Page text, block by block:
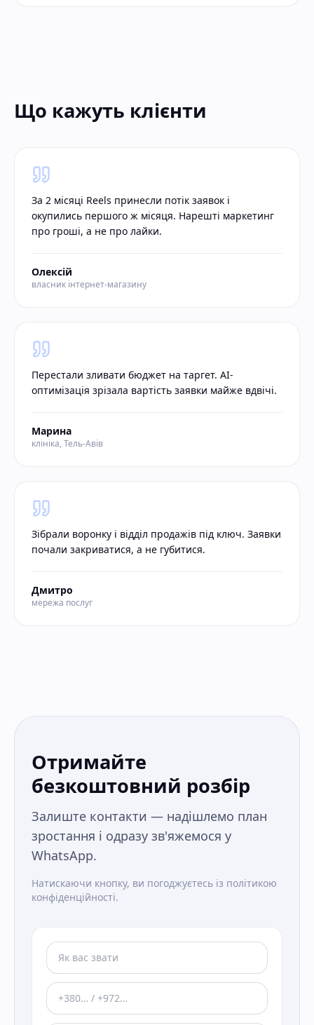
Що кажуть клієнти
За 2 місяці Reels принесли потік заявок і
окупились першого ж місяця. Нарешті маркетинг
про гроші, а не про лайки.
Олексій
власник інтернет-магазину
Перестали зливати бюджет на таргет. AI-
оптимізація зрізала вартість заявки майже вдвічі.
Марина
клініка, Тель-Авів
Зібрали воронку і відділ продажів під ключ. Заявки
почали закриватися, а не губитися.
Дмитро
мережа послуг
Отримайте
безкоштовний розбір
Залиште контакти — надішлемо план
зростання і одразу зв'яжемося у
WhatsApp.
Натискаючи кнопку, ви погоджуєтесь із політикою
конфіденційності.